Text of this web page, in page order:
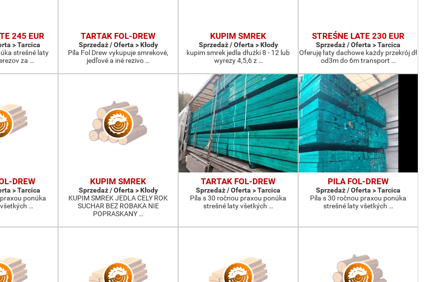
245 EUR
> Tarcica
strešné laty
za …
TARTAK FOL-DREW
Sprzedaż / Oferta > Kłody
Píla Fol Drew vykupuje smrekové,
jedľové a iné rezivo …
KUPIM SMREK
Sprzedaż / Oferta > Kłody
kupim smrek jedla dłużki 8 - 12 lub
wyrezy 4,5,6 z …
STREŚNE LATE 230 EUR
Sprzedaż / Oferta > Tarcica
Oferuję łaty dachowe każdy przekrój dł
od3m do 6m transport …
DREW
> Tarcica
ponúka
…
KUPIM SMREK
Sprzedaż / Oferta > Kłody
KUPIM SMREK JEDLA CELY ROK
SUCHAR BEZ ROBAKA NIE
POPRASKANY …
TARTAK FOL-DREW
Sprzedaż / Oferta > Tarcica
Píla s 30 ročnou praxou ponúka
strešné laty všetkých …
PILA FOL-DREW
Sprzedaż / Oferta > Tarcica
Píla s 30 ročnou praxou ponúka
strešné laty všetkých …